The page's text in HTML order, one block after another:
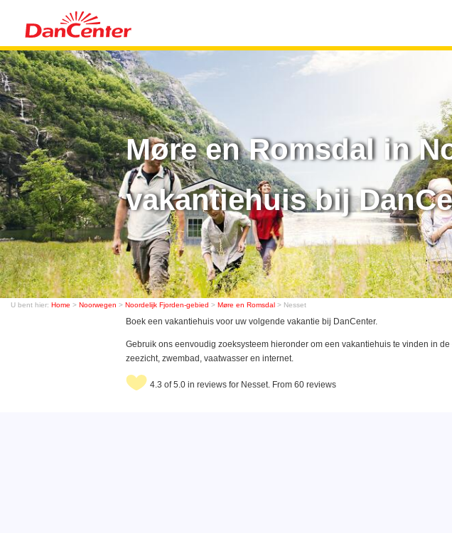
Møre en Romsdal in
vakantiehuis bij
U bent hier: Home > Noorwegen > Noordelijk Fjorden-gebied > Møre en Romsdal > Nesset
Boek een vakantiehuis voor uw volgende vakantie bij DanCenter.
Gebruik ons eenvoudig zoeksysteem hieronder om een vakantiehuis te vinden in
zeezicht, zwembad, vaatwasser en internet.
4.3 of 5.0 in reviews for Nesset. From 60 reviews